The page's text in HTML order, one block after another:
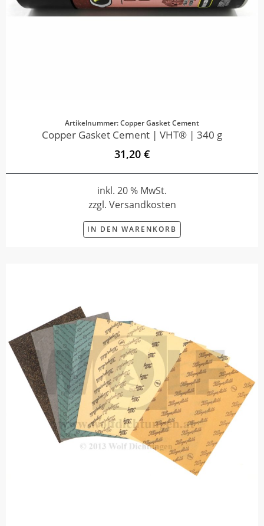
Artikelnummer: Copper Gasket Cement
Copper Gasket Cement | VHT® | 340 g
31,20 €
inkl. 20 % MwSt.
zzgl. Versandkosten
IN DEN WARENKORB